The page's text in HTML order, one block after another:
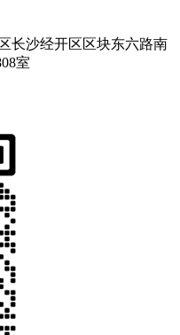
长沙经开区区块东六路南
室